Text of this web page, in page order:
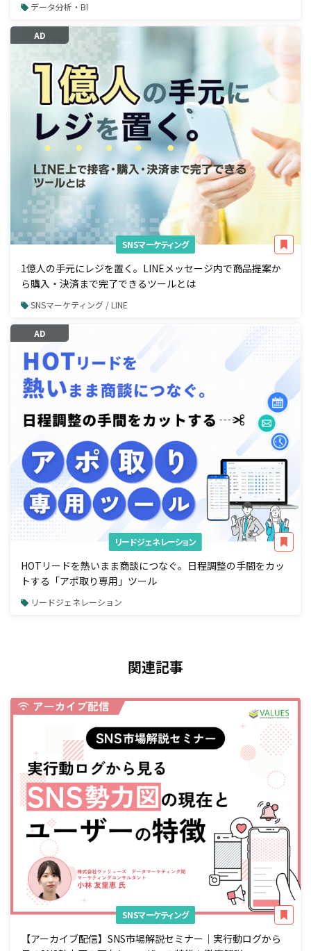
データ分析・BI
AD
SNSマーケティング
1億人の手元にレジを置く。LINEメッセージ内で商品提案か
ら購入・決済まで完了できるツールとは
SNSマーケティング / LINE
AD
リードジェネレーション
HOTリードを熱いまま商談につなぐ。日程調整の手間をカッ
トする「アポ取り専用」ツール
リードジェネレーション
関連記事
SNSマーケティング
【アーカイブ配信】SNS市場解説セミナー｜実行動ログから